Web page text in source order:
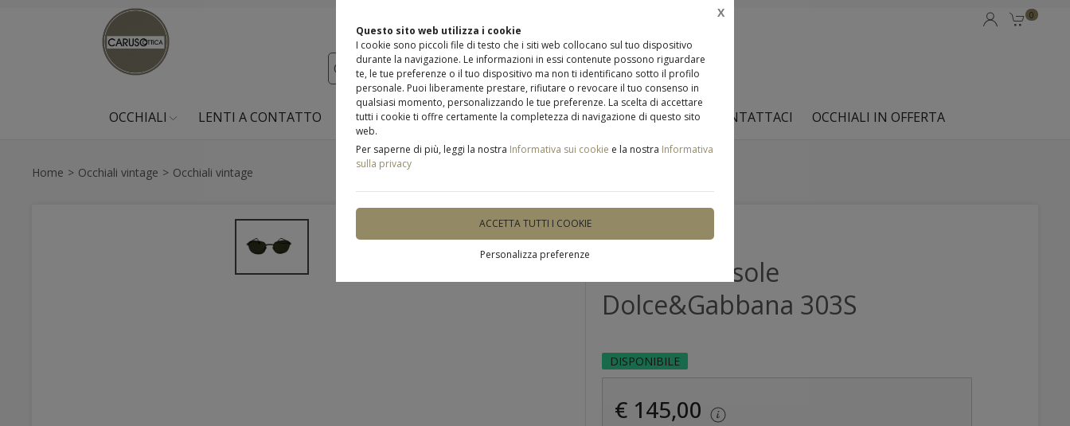
Questo sito web utilizza i cookie
I cookie sono piccoli file di testo che i siti web collocano sul tuo dispositivo
durante la navigazione. Le informazioni in essi contenute possono riguardare
te, le tue preferenze o il tuo dispositivo ma non ti identificano sotto il profilo
personale. Puoi liberamente prestare, rifiutare o revocare il tuo consenso in
qualsiasi momento, personalizzando le tue preferenze. La scelta di accettare
tutti i cookie ti offre certamente la completezza di navigazione di questo sito
web.
Per saperne di più, leggi la nostra Informativa sui cookie e la nostra Informativa
sulla privacy
ACCETTA TUTTI I COOKIE
Personalizza preferenze
X 0
OCCHIALI LENTI A CONTATTO PRODOTTI E SERVIZI NOVITÀ E PROMOZIONI INFO CONTATTACI OCCHIALI IN OFFERTA
Home Occhiali vintage Occhiali vintage
occhiali da sole
Dolce&Gabbana 303S
DISPONIBILE
€ 145,00